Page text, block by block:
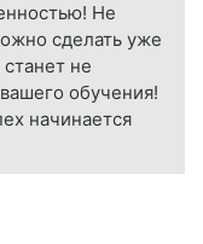
Не
сделать уже
не
обучения!
начинается